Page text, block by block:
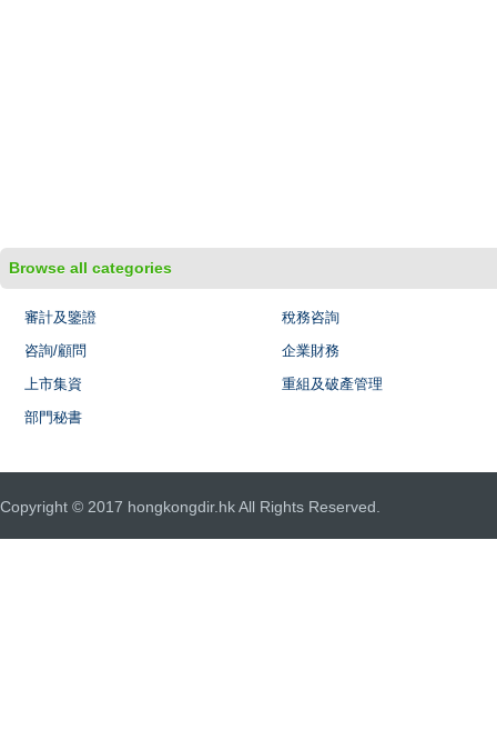
Browse all categories
審計及鑒證
稅務咨詢
咨詢/顧問
企業財務
上市集資
重組及破產管理
部門秘書
Copyright © 2017 hongkongdir.hk All Rights Reserved.